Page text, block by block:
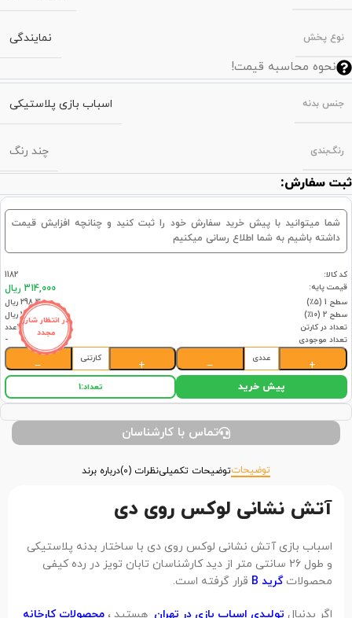
نوع پخش نمایندگی
نحوه محاسبه قیمت!
جنس بدنه اسباب بازی پلاستیکی
رنگ‌بندی چند رنگ
ثبت سفارش:
شما میتوانید با پیش خرید سفارش خود را ثبت کنید و چنانچه افزایش قیمت
داشته باشیم به شما اطلاع رسانی میکنیم
در انتظار شارژ
مجدد
کد کالا:
1182
قیمت پایه:
314,000 ریال
سطح 1 (۵٪)
298,300 ریال
سطح 2 (۱۰٪)
282,600 ریال
تعداد در کارتن
30عدد
تعداد موجودی
-
+
عددی
−
+
کارتنی
−
پیش خرید تعداد:1
تماس با کارشناسان
توضیحاتتوضیحات تکمیلینظرات (0) درباره برند
آتش نشانی لوکس روی دی
اسباب بازی آتش نشانی لوکس روی دی با ساختار بدنه پلاستیکی
و طول 26 سانتی متر از دید کارشناسان تابان تویز در رده کیفی
محصولاتگرید B قرار گرفته است.
اگر بدنبال تولیدی اسباب بازی در تهران هستید ، محصولات کارخانه